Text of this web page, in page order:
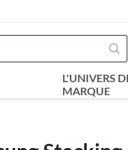
L'UNIVERS
MARQUE